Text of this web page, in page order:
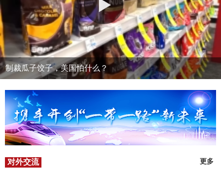
制裁瓜子饺子，美国怕什么？
对外交流 更多